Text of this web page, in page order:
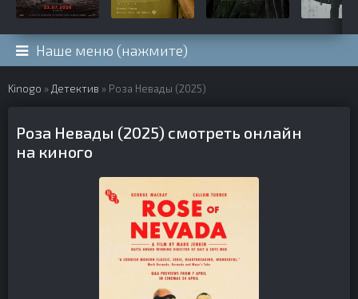
Наше меню (нажмите)
Kinogo » Детектив » Роза Невады (2025)
Роза Невады (2025) смотреть онлайн
на киного